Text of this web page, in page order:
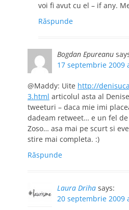
voi fi avut cu el – if any.
Răspunde
Bogdan Epureanu
17 septembrie 2009
@Maddy: Uite http://
3.html articolul asta al
tweeturi – daca mie imi
dadeam retweet… e un fel
Zoso… asa mai pe scurt si
stire mai completa. :)
Răspunde
Laura Driha says:
20 septembrie 2009